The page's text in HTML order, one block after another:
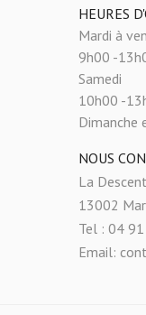
HEURES
Mardi à
9h00 -
Samedi
10h00 -
Dimanche
NOUS
La
13002
Tel : 04
Email: